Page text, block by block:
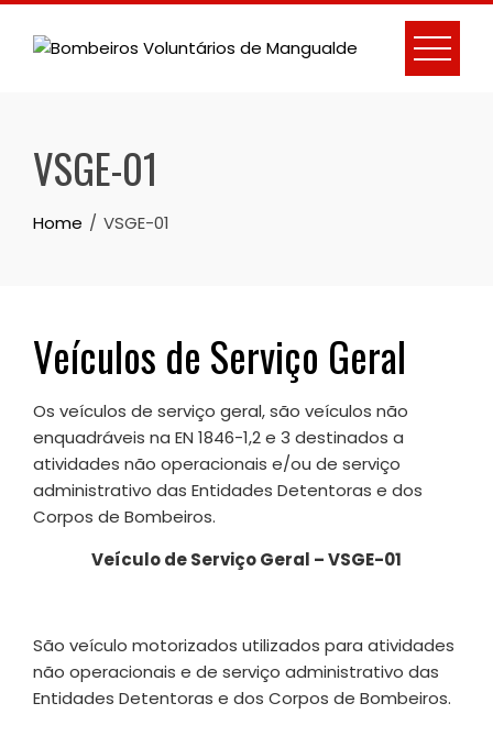
Skip
VSGE-01
Home VSGE-01
Veículos de Serviço Geral
Os veículos de serviço geral, são veículos não
enquadráveis na EN 1846-1,2 e 3 destinados a
atividades não operacionais e/ou de serviço
administrativo das Entidades Detentoras e dos
Corpos de Bombeiros.
Veículo de Serviço Geral – VSGE-01
São veículo motorizados utilizados para atividades
não operacionais e de serviço administrativo das
Entidades Detentoras e dos Corpos de Bombeiros.